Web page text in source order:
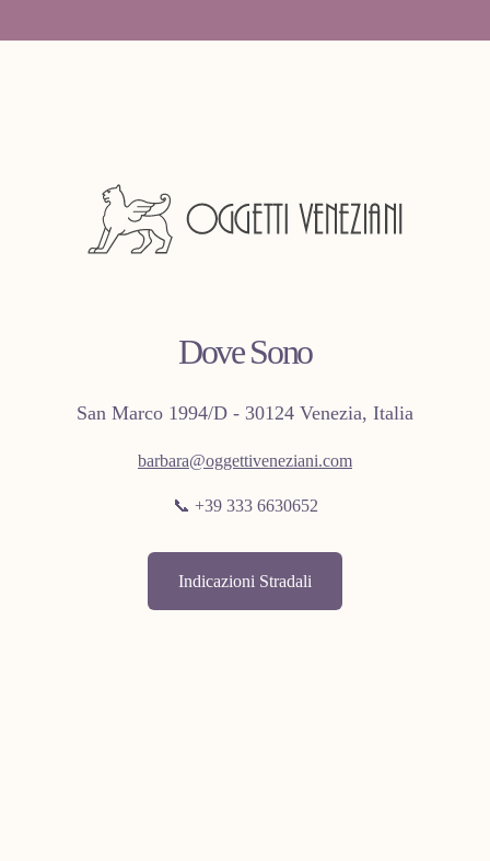
Dove Sono
San Marco 1994/D - 30124 Venezia, Italia
barbara@oggettiveneziani.com
📞 +39 333 6630652
Indicazioni Stradali